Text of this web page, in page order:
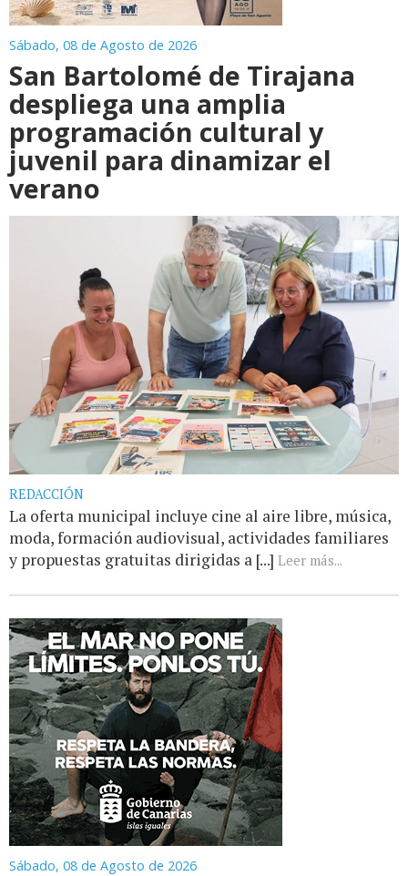
Sábado, 08 de Agosto de 2026
San Bartolomé de Tirajana
despliega una amplia
programación cultural y
juvenil para dinamizar el
verano
REDACCIÓN
La oferta municipal incluye cine al aire libre, música,
moda, formación audiovisual, actividades familiares
y propuestas gratuitas dirigidas a [...] Leer más...
Sábado, 08 de Agosto de 2026